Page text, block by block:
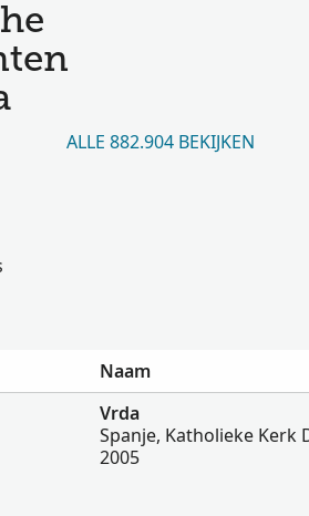
ALLE 882.904 BEKIJKEN
Naam
Vrda
Spanje, Katholieke Kerk
2005